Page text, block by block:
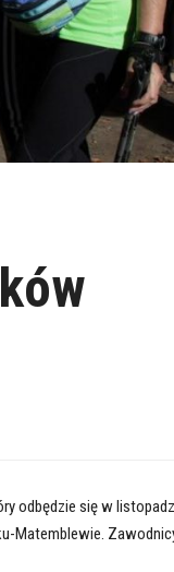
odbędzie się w
Matemblewie.